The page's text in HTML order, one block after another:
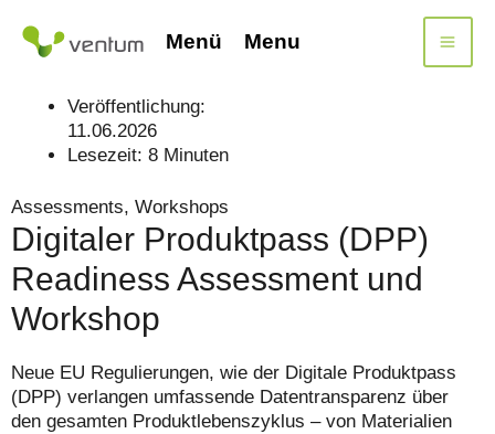
Inhalt
springen
Menü Menu
Veröffentlichung:
11.06.2026
Lesezeit: 8 Minuten
Assessments, Workshops
Digitaler Produktpass (DPP)
Readiness Assessment und
Workshop
Neue EU Regulierungen, wie der Digitale Produktpass
(DPP) verlangen umfassende Datentransparenz über
den gesamten Produktlebenszyklus – von Materialien